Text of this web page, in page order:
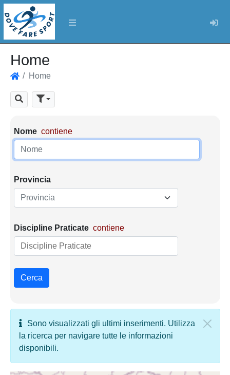
Home
Home
CercaParametri di ricerca
Nome contiene
Provincia
Provincia
Discipline Praticate contiene
Cerca
Sono visualizzati gli ultimi inserimenti. Utilizza
la ricerca per navigare tutte le informazioni
disponibili.